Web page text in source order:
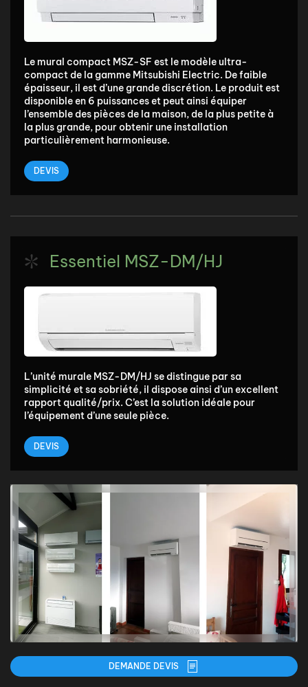
Le mural compact MSZ-SF est le modèle ultra-
compact de la gamme Mitsubishi Electric. De faible
épaisseur, il est d’une grande discrétion. Le produit est
disponible en 6 puissances et peut ainsi équiper
l’ensemble des pièces de la maison, de la plus petite à
la plus grande, pour obtenir une installation
particulièrement harmonieuse.
DEVIS
Essentiel MSZ-DM/HJ
L’unité murale MSZ-DM/HJ se distingue par sa
simplicité et sa sobriété, il dispose ainsi d’un excellent
rapport qualité/prix. C’est la solution idéale pour
l’équipement d’une seule pièce.
DEVIS
DEMANDE DEVIS